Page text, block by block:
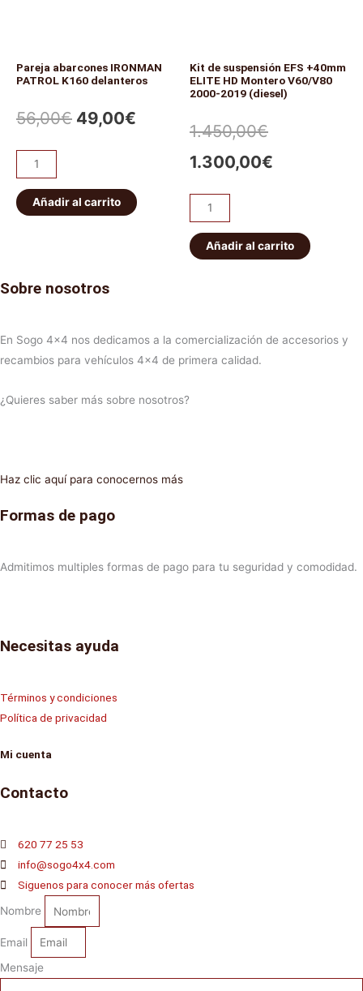
Pareja abarcones IRONMAN
PATROL K160 delanteros
56,00€ 49,00€
Añadir al carrito
Kit de suspensión EFS +40mm
ELITE HD Montero V60/V80
2000-2019 (diesel)
1.450,00€
1.300,00€
Añadir al carrito
Sobre nosotros
En Sogo 4×4 nos dedicamos a la comercialización de accesorios y
recambios para vehículos 4×4 de primera calidad.
¿Quieres saber más sobre nosotros?
Haz clic aquí para conocernos más
Formas de pago
Admitimos multiples formas de pago para tu seguridad y comodidad.
Necesitas ayuda
Términos y condiciones
Política de privacidad
Mi cuenta
Contacto
620 77 25 53
info@sogo4x4.com
Siguenos para conocer más ofertas
Nombre
Email
Mensaje